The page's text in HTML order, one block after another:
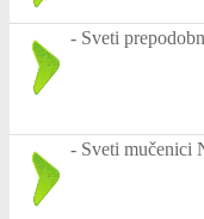
- Sveti
- Sveti mučenici